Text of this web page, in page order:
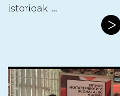
istorioak ...
>